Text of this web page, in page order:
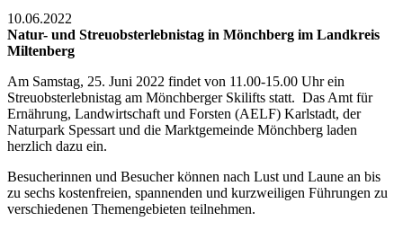
10.06.2022
Natur- und Streuobsterlebnistag in Mönchberg im Landkreis
Miltenberg
Am Samstag, 25. Juni 2022 findet von 11.00-15.00 Uhr ein
Streuobsterlebnistag am Mönchberger Skilifts statt. Das Amt für
Ernährung, Landwirtschaft und Forsten (AELF) Karlstadt, der
Naturpark Spessart und die Marktgemeinde Mönchberg laden
herzlich dazu ein.
Besucherinnen und Besucher können nach Lust und Laune an bis
zu sechs kostenfreien, spannenden und kurzweiligen Führungen zu
verschiedenen Themengebieten teilnehmen.